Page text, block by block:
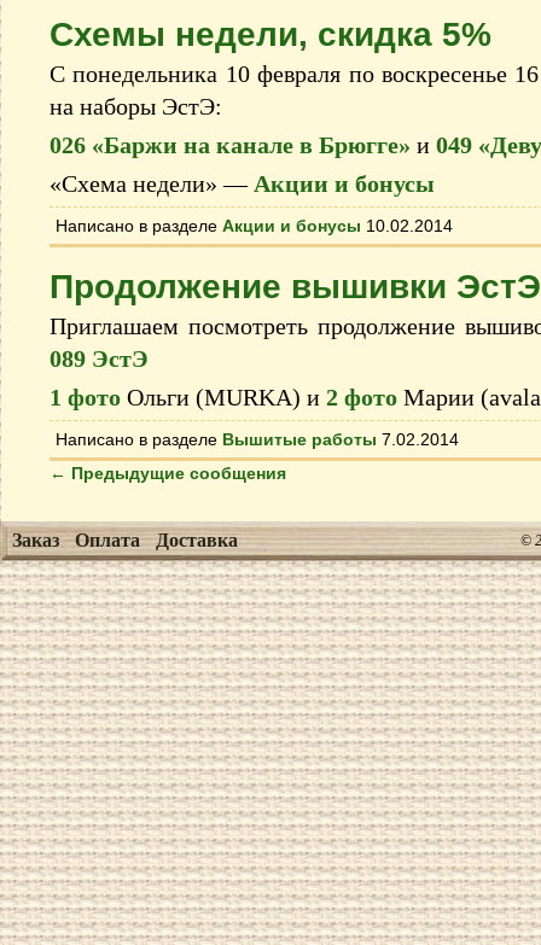
Схемы недели, скидка 5%
С понедельника 10 февраля по воскресенье
на наборы ЭстЭ:
026 «Баржи на канале в Брюгге» и 049
«Схема недели» — Акции и бонусы
Написано в разделе Акции и бонусы 10.02.2014
Продолжение вышивки
Приглашаем посмотреть продолжение
089 ЭстЭ
1 фото Ольги (MURKA) и 2 фото Марии
Написано в разделе Вышитые работы 7.02.2014
← Предыдущие сообщения
Заказ Оплата Доставка ©